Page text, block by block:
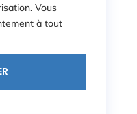
Vous
à tout